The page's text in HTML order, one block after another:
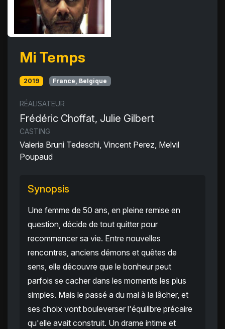
Mi Temps
2019 France, Belgique
RÉALISATEUR
Frédéric Choffat, Julie Gilbert
CASTING
Valeria Bruni Tedeschi, Vincent Perez, Melvil
Poupaud
Synopsis
Une femme de 50 ans, en pleine remise en
question, décide de tout quitter pour
recommencer sa vie. Entre nouvelles
rencontres, anciens démons et quêtes de
sens, elle découvre que le bonheur peut
parfois se cacher dans les moments les plus
simples. Mais le passé a du mal à la lâcher, et
ses choix vont bouleverser l'équilibre précaire
qu'elle avait construit. Un drame intime et